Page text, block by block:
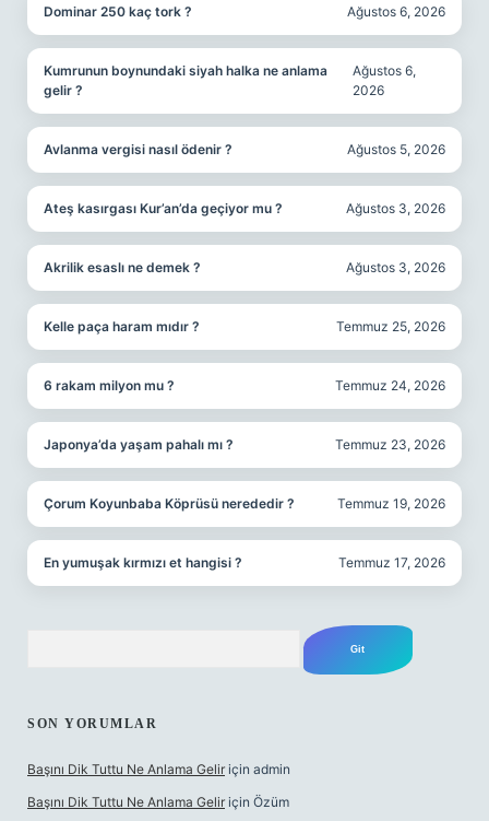
Dominar 250 kaç tork ? Ağustos 6, 2026
Kumrunun boynundaki siyah halka ne anlama
gelir ?
Ağustos 6,
2026
Avlanma vergisi nasıl ödenir ? Ağustos 5, 2026
Ateş kasırgası Kur’an’da geçiyor mu ? Ağustos 3, 2026
Akrilik esaslı ne demek ? Ağustos 3, 2026
Kelle paça haram mıdır ? Temmuz 25, 2026
6 rakam milyon mu ? Temmuz 24, 2026
Japonya’da yaşam pahalı mı ? Temmuz 23, 2026
Çorum Koyunbaba Köprüsü nerededir ? Temmuz 19, 2026
En yumuşak kırmızı et hangisi ? Temmuz 17, 2026
SON YORUMLAR
Başını Dik Tuttu Ne Anlama Gelir için admin
Başını Dik Tuttu Ne Anlama Gelir için Özüm